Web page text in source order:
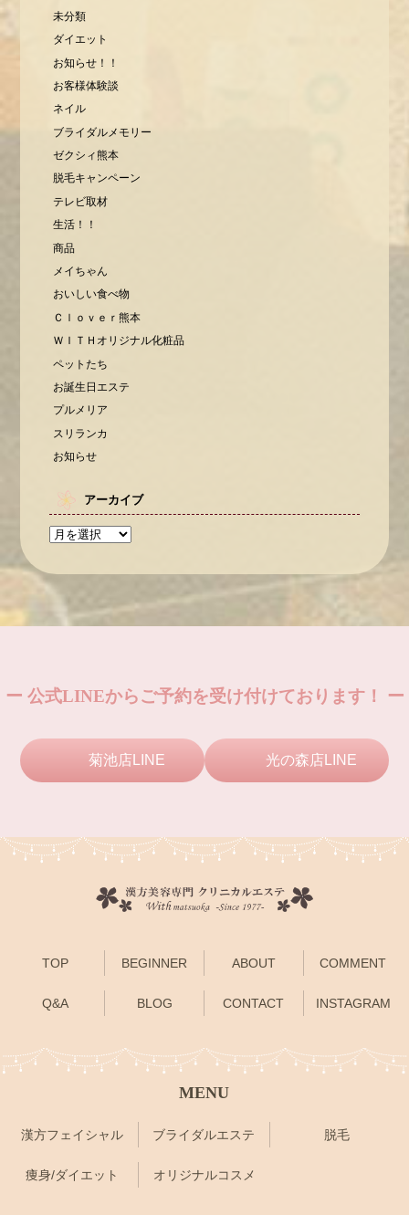
未分類
ダイエット
お知らせ！！
お客様体験談
ネイル
ブライダルメモリー
ゼクシィ熊本
脱毛キャンペーン
テレビ取材
生活！！
商品
メイちゃん
おいしい食べ物
Ｃｌｏｖｅｒ熊本
ＷＩＴＨオリジナル化粧品
ペットたち
お誕生日エステ
プルメリア
スリランカ
お知らせ
アーカイブ
ー 公式LINEからご予約を受け付けております！ ー
菊池店LINE 光の森店LINE
TOP BEGINNER ABOUT COMMENT
Q&A BLOG CONTACT INSTAGRAM
MENU
漢方フェイシャル ブライダルエステ 脱毛
痩身/ダイエット オリジナルコスメ